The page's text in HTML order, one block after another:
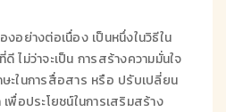
อย่างต่อเนื่อง เป็นหนึ่งในวิธีใน
ไม่ว่าจะเป็น การสร้างความมั่นใจ
ะในการสื่อสาร หรือ ปรับเปลี่ยน
พื่อประโยชน์ในการเสริมสร้าง